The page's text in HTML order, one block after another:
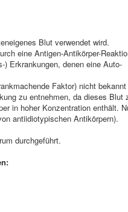
Blut verwendet wird.
eine Antigen-Antikörper-
Erkrankungen, denen eine Auto-
Faktor) nicht bekannt
zu entnehmen, da dieses Blut
in hoher Konzentration enthält.
antiidiotypischen Antikörpern).
durchgeführt.